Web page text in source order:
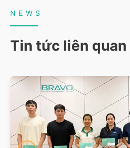
NEWS
Tin tức liên quan